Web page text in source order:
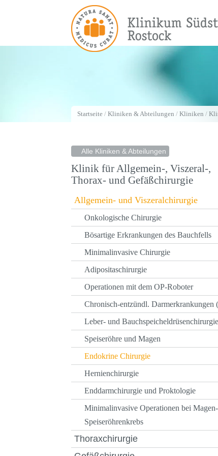
Startseite / Kliniken & Abteilungen / Kliniken /
Alle Kliniken & Abteilungen
Klinik für Allgemein-, Viszeral-,
Thorax- und Gefäßchirurgie
Allgemein- und Viszeralchirurgie
Onkologische Chirurgie
Bösartige Erkrankungen des Bauchfells
Minimalinvasive Chirurgie
Adipositaschirurgie
Operationen mit dem OP-Roboter
Chronisch-entzündl. Darmerkrankungen
Leber- und Bauchspeicheldrüsenchirurgie
Speiseröhre und Magen
Endokrine Chirurgie
Hernienchirurgie
Enddarmchirurgie und Proktologie
Minimalinvasive Operationen bei
Speiseröhrenkrebs
Thoraxchirurgie